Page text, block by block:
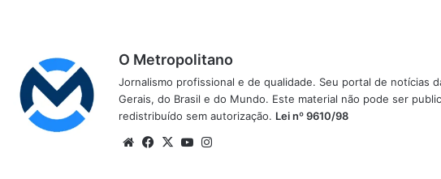
O Metropolitano
Jornalismo profissional e de qualidade. Seu portal de notícias
Gerais, do Brasil e do Mundo. Este material não pode ser
redistribuído sem autorização. Lei nº 9610/98
WebsiteFacebook
X YouTube